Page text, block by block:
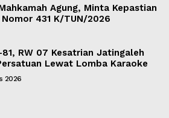
Agung, Minta Kepastian
431 K/TUN/2026
RW 07 Kesatrian Jatingaleh
Lewat Lomba Karaoke
2026